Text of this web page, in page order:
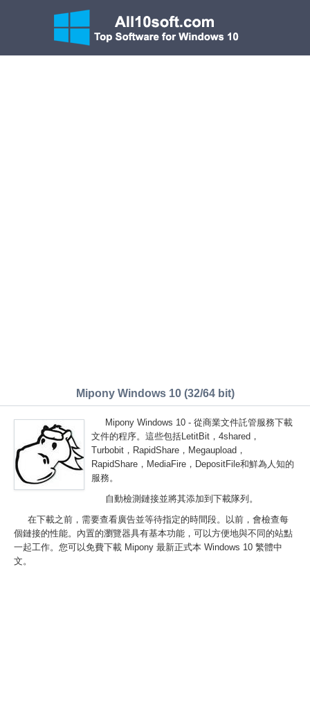
Mipony Windows 10 (32/64 bit)
Mipony Windows 10 - 從商業文件託管服務下載
文件的程序。這些包括LetitBit，4shared，
Turbobit，RapidShare，Megaupload，
RapidShare，MediaFire，DepositFile和鮮為人知的
服務。
自動檢測鏈接並將其添加到下載隊列。
在下載之前，需要查看廣告並等待指定的時間段。以前，會檢查每
個鏈接的性能。內置的瀏覽器具有基本功能，可以方便地與不同的站點
一起工作。您可以免費下載 Mipony 最新正式本 Windows 10 繁體中
文。